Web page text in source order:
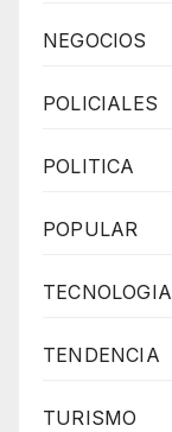
NEGOCIOS
POLICIALES
POLITICA
POPULAR
TECNOLOGIA
TENDENCIA
TURISMO